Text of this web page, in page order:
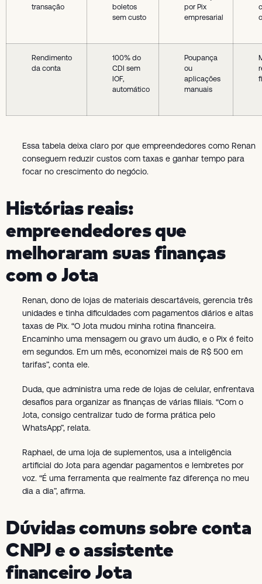
transação
boletos
sem custo
por Pix
empresarial
Rendimento
da conta
100% do
CDI sem
IOF,
automático
Poupança
ou
aplicações
manuais
Essa tabela deixa claro por que empreendedores como Renan
conseguem reduzir custos com taxas e ganhar tempo para
focar no crescimento do negócio.
Histórias reais:
empreendedores que
melhoraram suas finanças
com o Jota
Renan, dono de lojas de materiais descartáveis, gerencia três
unidades e tinha dificuldades com pagamentos diários e altas
taxas de Pix. “O Jota mudou minha rotina financeira.
Encaminho uma mensagem ou gravo um áudio, e o Pix é feito
em segundos. Em um mês, economizei mais de R$ 500 em
tarifas”, conta ele.
Duda, que administra uma rede de lojas de celular, enfrentava
desafios para organizar as finanças de várias filiais. “Com o
Jota, consigo centralizar tudo de forma prática pelo
WhatsApp”, relata.
Raphael, de uma loja de suplementos, usa a inteligência
artificial do Jota para agendar pagamentos e lembretes por
voz. “É uma ferramenta que realmente faz diferença no meu
dia a dia”, afirma.
Dúvidas comuns sobre conta
CNPJ e o assistente
financeiro Jota